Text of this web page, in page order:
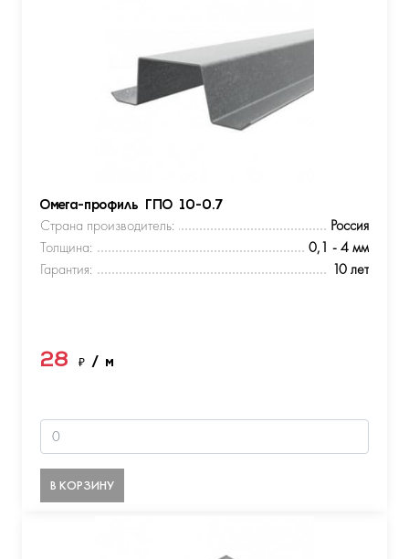
Омега-профиль ГПО 10-0.7
Страна производитель:
Россия
Толщина:
0,1 - 4 мм
Гарантия:
10 лет
28 ₽ / м
В КОРЗИНУ